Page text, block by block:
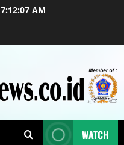
7:12:08 AM
WATCH